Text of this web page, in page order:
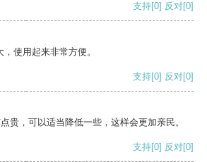
支持[0] 反对[0]
使用起来非常方便。
支持[0] 反对[0]
贵，可以适当降低一些，这样会更加亲民。
支持[0] 反对[0]